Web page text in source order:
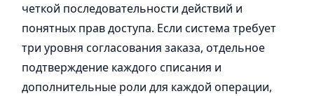
четкой последовательности действий и
понятных прав доступа. Если система требует
три уровня согласования заказа, отдельное
подтверждение каждого списания и
дополнительные роли для каждой операции,